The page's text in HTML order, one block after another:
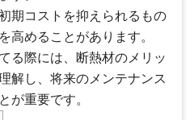
期コストを抑えられるもの
高めることがあります。
る際には、断熱材のメリッ
解し、将来のメンテナンス
が重要です。